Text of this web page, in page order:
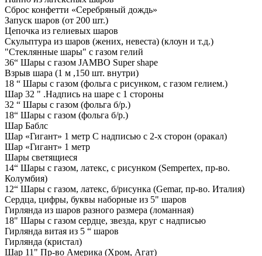
Сброс конфетти «Серебряный дождь»
Запуск шаров (от 200 шт.)
Цепочка из гелиевых шаров
Скульптура из шаров (жених, невеста) (клоун и т.д.)
"Стеклянные шары" с газом гелий
36“ Шары с газом JAMBO Super shape
Взрыв шара (1 м ,150 шт. внутри)
18 “ Шары с газом (фольга с рисунком, с газом гелием.)
Шар 32 " .Надпись на шаре с 1 стороны
32 “ Шары с газом (фольга б/р.)
18“ Шары с газом (фольга б/р.)
Шар Баблс
Шар «Гигант» 1 метр С надписью с 2-х сторон (оракал)
Шар «Гигант» 1 метр
Шары светящиеся
14“ Шары с газом, латекс, с рисунком (Sempertex, пр-во.
Колумбия)
12“ Шары с газом, латекс, б/рисунка (Gemar, пр-во. Италия)
Сердца, цифры, буквы наборные из 5" шаров
Гирлянда из шаров разного размера (ломанная)
18" Шары с газом сердце, звезда, круг с надписью
Гирлянда витая из 5 “ шаров
Гирлянда (кристал)
Шар 11" Пр-во Америка (Хром, Агат)